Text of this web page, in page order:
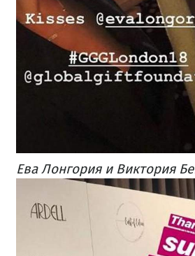
Ева Лонгория и Виктория